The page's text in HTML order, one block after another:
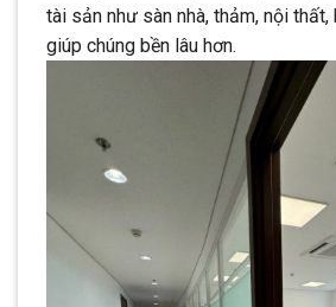
tài sản như sàn nhà, thảm, nội thất,
giúp chúng bền lâu hơn.